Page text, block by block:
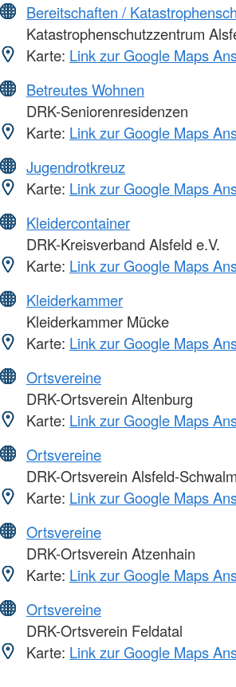
Bereitschaften /
Katastrophenschutzzentrum
Karte: Link zur Google Maps
Betreutes Wohnen
DRK-Seniorenresidenzen
Karte: Link zur Google Maps
Jugendrotkreuz
Karte: Link zur Google Maps
Kleidercontainer
DRK-Kreisverband Alsfeld e.V.
Karte: Link zur Google Maps
Kleiderkammer
Kleiderkammer Mücke
Karte: Link zur Google Maps
Ortsvereine
DRK-Ortsverein Altenburg
Karte: Link zur Google Maps
Ortsvereine
DRK-Ortsverein Alsfeld-
Karte: Link zur Google Maps
Ortsvereine
DRK-Ortsverein Atzenhain
Karte: Link zur Google Maps
Ortsvereine
DRK-Ortsverein Feldatal
Karte: Link zur Google Maps